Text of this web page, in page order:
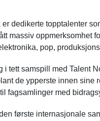
er dedikerte topptalenter
massiv oppmerksomhet
pop,
i tett samspill med Talent
de ypperste innen sine
fagsamlinger med
første internasjonale